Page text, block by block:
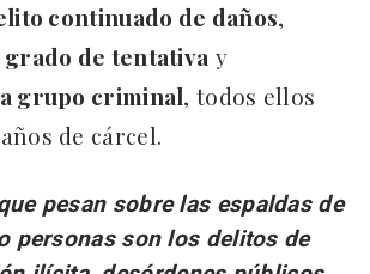
continuado de daños,
de tentativa y
grupo criminal, todos ellos
de cárcel.
pesan sobre las espaldas de
personas son los delitos de